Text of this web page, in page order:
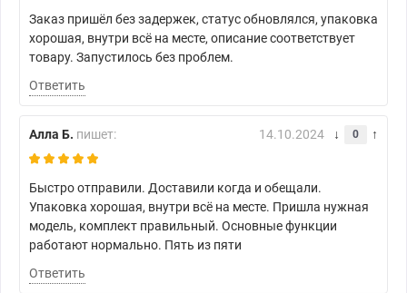
Заказ пришёл без задержек, статус обновлялся, упаковка
хорошая, внутри всё на месте, описание соответствует
товару. Запустилось без проблем.
Ответить
Алла Б. пишет: 14.10.2024 0
Быстро отправили. Доставили когда и обещали.
Упаковка хорошая, внутри всё на месте. Пришла нужная
модель, комплект правильный. Основные функции
работают нормально. Пять из пяти
Ответить